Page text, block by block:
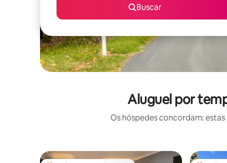
Buscar
Aluguel por
Os hóspedes concordam: